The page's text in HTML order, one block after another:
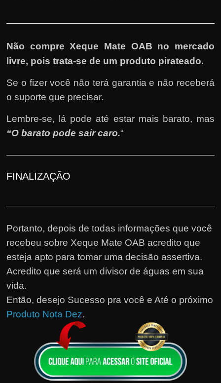
Não compre Xeque Mate OAB no mercado
livre, pois trata-se de um produto pirateado.
Se o fizer você não terá garantia e não receberá
o suporte que precisar.
Lembre-se, lá pode até estar mais barato, mas
“O barato pode sair caro.“
FINALIZAÇÃO
Portanto, depois de todas informações que você
recebeu sobre Xeque Mate OAB acredito que
esteja apto para tomar uma decisão assertiva.
Acredito que será um divisor de águas em sua
vida.
Então, desejo Sucesso pra você e Até o próximo
Produto Nota Dez.